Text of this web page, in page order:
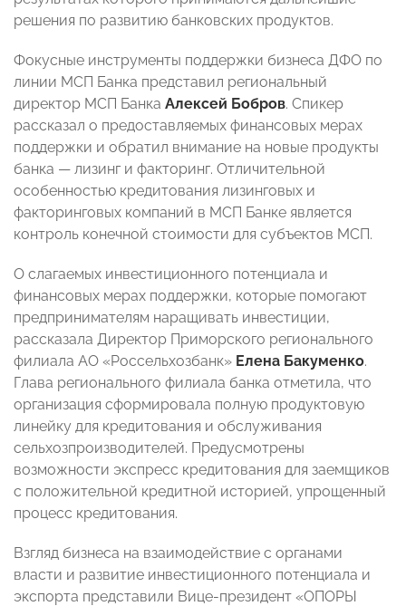
решения по развитию банковских продуктов.
Фокусные инструменты поддержки бизнеса ДФО по
линии МСП Банка представил региональный
директор МСП Банка Алексей Бобров. Спикер
рассказал о предоставляемых финансовых мерах
поддержки и обратил внимание на новые продукты
банка — лизинг и факторинг. Отличительной
особенностью кредитования лизинговых и
факторинговых компаний в МСП Банке является
контроль конечной стоимости для субъектов МСП.
О слагаемых инвестиционного потенциала и
финансовых мерах поддержки, которые помогают
предпринимателям наращивать инвестиции,
рассказала Директор Приморского регионального
филиала АО «Россельхозбанк» Елена Бакуменко.
Глава регионального филиала банка отметила, что
организация сформировала полную продуктовую
линейку для кредитования и обслуживания
сельхозпроизводителей. Предусмотрены
возможности экспресс кредитования для заемщиков
с положительной кредитной историей, упрощенный
процесс кредитования.
Взгляд бизнеса на взаимодействие с органами
власти и развитие инвестиционного потенциала и
экспорта представили Вице-президент «ОПОРЫ